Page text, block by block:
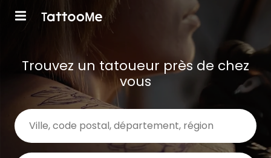
Trouvez un tatoueur près de chez
vous